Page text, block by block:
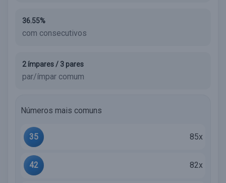
36.55%
com consecutivos
2 ímpares / 3 pares
par/ímpar comum
Números mais comuns
35 85x
42 82x